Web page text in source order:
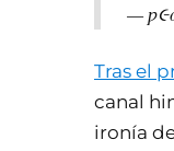
—
Tras el
canal
ironía